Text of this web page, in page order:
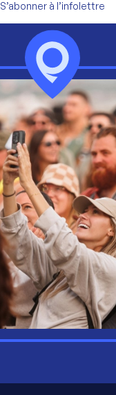
S’abonner à l’infolettre